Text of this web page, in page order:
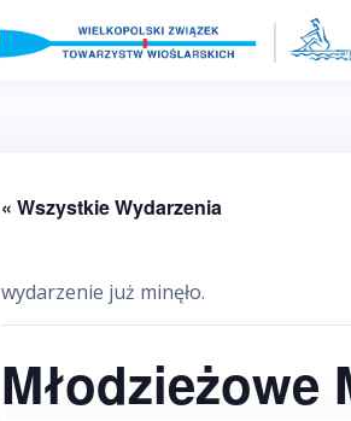
« Wszystkie Wydarzenia
wydarzenie już minęło.